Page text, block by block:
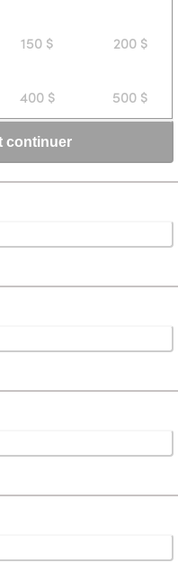
150 $ 200 $
400 $ 500 $
continuer